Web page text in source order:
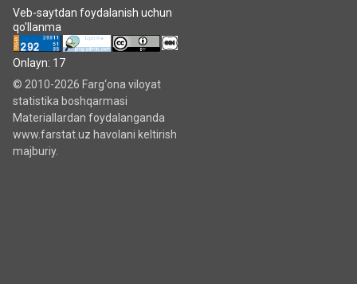
Veb-saytdan foydalanish uchun
qo'llanma
Onlayn: 17
© 2010-2026 Farg‘ona viloyat
statistika boshqarmasi
Materiallardan foydalanganda
www.farstat.uz havolani keltirish
majburiy.